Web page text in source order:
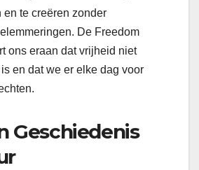
en te creëren zonder
De Freedom
ons eraan dat vrijheid niet
en dat we er elke dag voor
Geschiedenis